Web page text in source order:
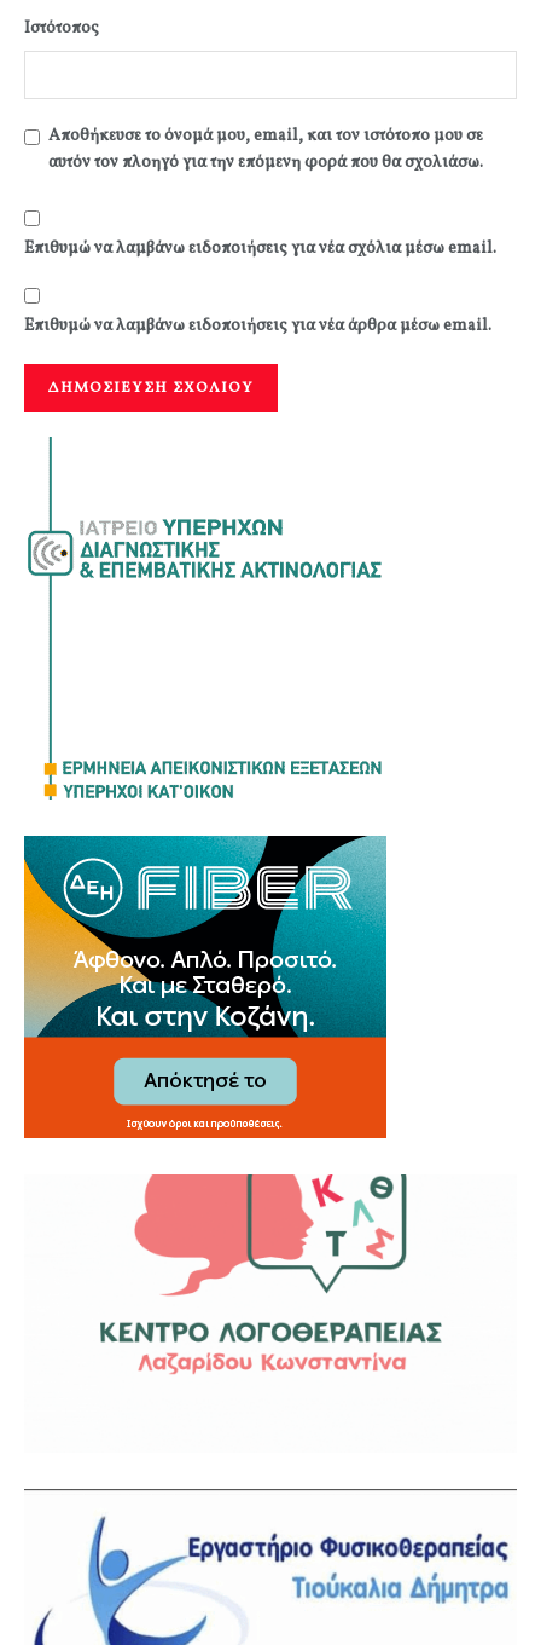
Ιστότοπος
Αποθήκευσε το όνομά μου, email, και τον ιστότοπο μου σε
αυτόν τον πλοηγό για την επόμενη φορά που θα σχολιάσω.
Επιθυμώ να λαμβάνω ειδοποιήσεις για νέα σχόλια μέσω email.
Επιθυμώ να λαμβάνω ειδοποιήσεις για νέα άρθρα μέσω email.